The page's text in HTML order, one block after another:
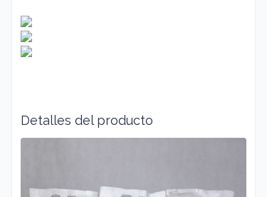
Detalles del producto